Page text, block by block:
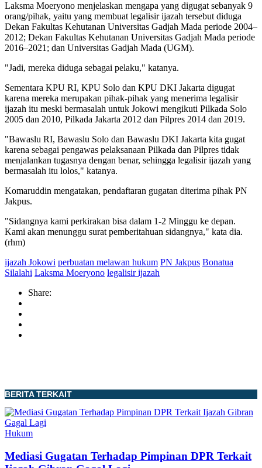
Laksma Moeryono menjelaskan mengapa yang digugat sebanyak 9
orang/pihak, yaitu yang membuat legalisir ijazah tersebut diduga
Dekan Fakultas Kehutanan Universitas Gadjah Mada periode 2004–
2012; Dekan Fakultas Kehutanan Universitas Gadjah Mada periode
2016–2021; dan Universitas Gadjah Mada (UGM).
"Jadi, mereka diduga sebagai pelaku," katanya.
Sementara KPU RI, KPU Solo dan KPU DKI Jakarta digugat
karena mereka merupakan pihak-pihak yang menerima legalisir
ijazah itu meski bermasalah untuk Jokowi mengikuti Pilkada Solo
2005 dan 2010, Pilkada Jakarta 2012 dan Pilpres 2014 dan 2019.
"Bawaslu RI, Bawaslu Solo dan Bawaslu DKI Jakarta kita gugat
karena sebagai pengawas pelaksanaan Pilkada dan Pilpres tidak
menjalankan tugasnya dengan benar, sehingga legalisir ijazah yang
bermasalah itu lolos," katanya.
Komaruddin mengatakan, pendaftaran gugatan diterima pihak PN
Jakpus.
"Sidangnya kami perkirakan bisa dalam 1-2 Minggu ke depan.
Kami akan menunggu surat pemberitahuan sidangnya," kata dia.
(rhm)
ijazah Jokowi perbuatan melawan hukum PN Jakpus Bonatua
Silalahi Laksma Moeryono legalisir ijazah
Share:
BERITA TERKAIT
Hukum
Mediasi Gugatan Terhadap Pimpinan DPR Terkait